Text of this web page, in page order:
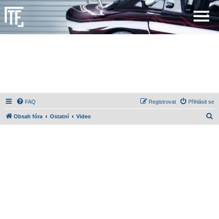
FAQ Přihlásit se
Registrovat
Obsah fóra Ostatní Video